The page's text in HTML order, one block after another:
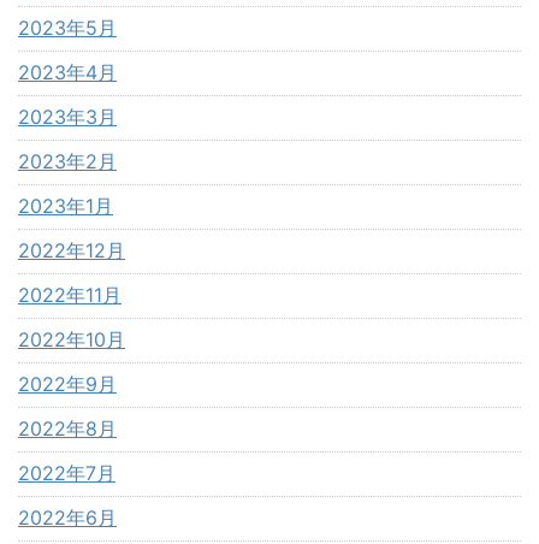
2023年5月
2023年4月
2023年3月
2023年2月
2023年1月
2022年12月
2022年11月
2022年10月
2022年9月
2022年8月
2022年7月
2022年6月